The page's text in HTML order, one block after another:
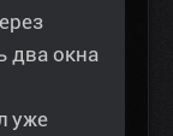
два окна
уже